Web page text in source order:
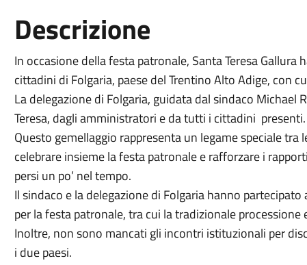
Descrizione
In occasione della festa patronale, Santa Teresa
cittadini di Folgaria, paese del Trentino Alto Adige, con
La delegazione di Folgaria, guidata dal sindaco Michael
Teresa, dagli amministratori e da tutti i cittadini presenti.
Questo gemellaggio rappresenta un legame speciale
celebrare insieme la festa patronale e rafforzare i
persi un po’ nel tempo.
Il sindaco e la delegazione di Folgaria hanno
per la festa patronale, tra cui la tradizionale
Inoltre, non sono mancati gli incontri istituzionali per
i due paesi.